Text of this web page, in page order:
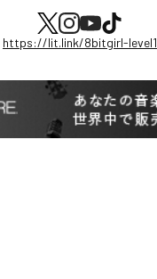
https://lit.link/8bitgirl-level1